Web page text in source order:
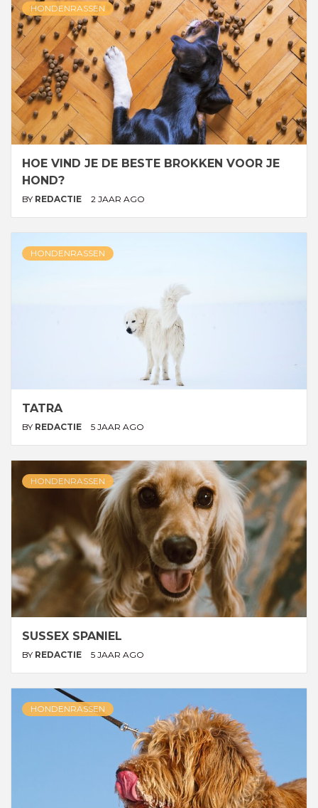
HONDENRASSEN
HOE VIND JE DE BESTE BROKKEN VOOR JE
HOND?
BY REDACTIE 2 JAAR AGO
HONDENRASSEN
TATRA
BY REDACTIE 5 JAAR AGO
HONDENRASSEN
SUSSEX SPANIEL
BY REDACTIE 5 JAAR AGO
HONDENRASSEN